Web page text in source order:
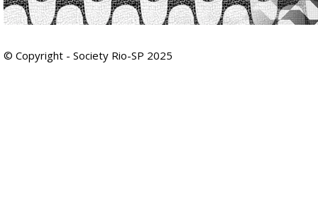
© Copyright - Society Rio-SP 2025